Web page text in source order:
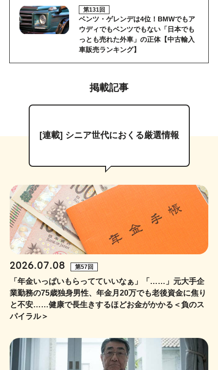
第131回
ベンツ・ゲレンデは4位！BMWでもア
ウディでもベンツでもない「日本でも
っとも売れた外車」の正体【中古輸入
車販売ランキング】
掲載記事
[連載] シニア世代におくる厳選情報
2026.07.08 第57回
「年金いっぱいもらってていいなぁ」「……」元大手企
業勤務の75歳独身男性、年金月20万でも老後資金に焦り
と不安……健康で長生きするほどお金がかかる＜負のス
パイラル＞